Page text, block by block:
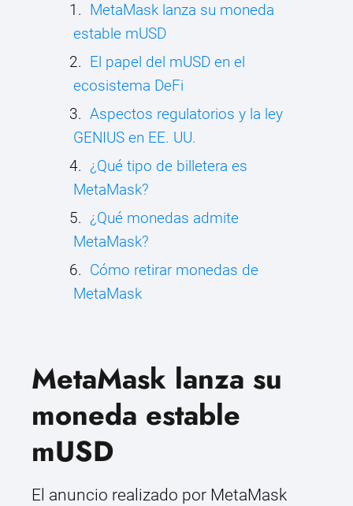
MetaMask lanza su moneda
estable mUSD
El papel del mUSD en el
ecosistema DeFi
Aspectos regulatorios y la ley
GENIUS en EE. UU.
¿Qué tipo de billetera es
MetaMask?
¿Qué monedas admite
MetaMask?
Cómo retirar monedas de
MetaMask
MetaMask lanza su
moneda estable
mUSD
El anuncio realizado por MetaMask